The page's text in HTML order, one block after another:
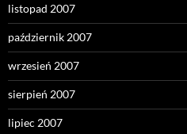
listopad 2007
październik 2007
wrzesień 2007
sierpień 2007
lipiec 2007